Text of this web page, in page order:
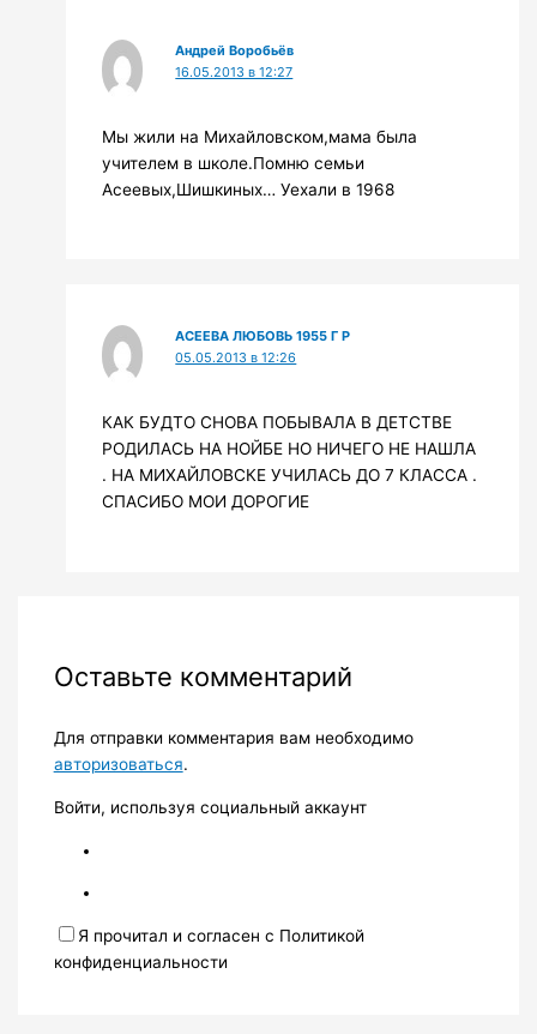
Андрей Воробьёв
16.05.2013 в 12:27
Мы жили на Михайловском,мама была
учителем в школе.Помню семьи
Асеевых,Шишкиных… Уехали в 1968
АСЕЕВА ЛЮБОВЬ 1955 Г Р
05.05.2013 в 12:26
КАК БУДТО СНОВА ПОБЫВАЛА В ДЕТСТВЕ
РОДИЛАСЬ НА НОЙБЕ НО НИЧЕГО НЕ НАШЛА
. НА МИХАЙЛОВСКЕ УЧИЛАСЬ ДО 7 КЛАССА .
СПАСИБО МОИ ДОРОГИЕ
Оставьте комментарий
Для отправки комментария вам необходимо
авторизоваться.
Войти, используя социальный аккаунт
Я прочитал и согласен с Политикой
конфиденциальности